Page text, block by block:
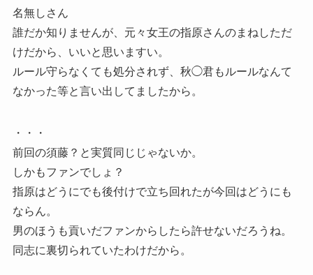
名無しさん
誰だか知りませんが、元々女王の指原さんのまねしただ
けだから、いいと思いますい。
ルール守らなくても処分されず、秋◯君もルールなんて
なかった等と言い出してましたから。
・・・
前回の須藤？と実質同じじゃないか。
しかもファンでしょ？
指原はどうにでも後付けで立ち回れたが今回はどうにも
ならん。
男のほうも貢いだファンからしたら許せないだろうね。
同志に裏切られていたわけだから。